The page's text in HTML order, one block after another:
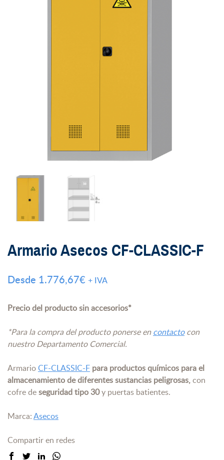
Armario Asecos CF-CLASSIC-F
Desde 1.776,67€ + IVA
Precio del producto sin accesorios*
*Para la compra del producto ponerse encontactocon
nuestro Departamento Comercial.
ArmarioCF-CLASSIC-F para productos químicos para el
almacenamiento de diferentes sustancias peligrosas,con
cofre deseguridad tipo 30y puertas batientes.
Marca:Asecos
Compartir en redes